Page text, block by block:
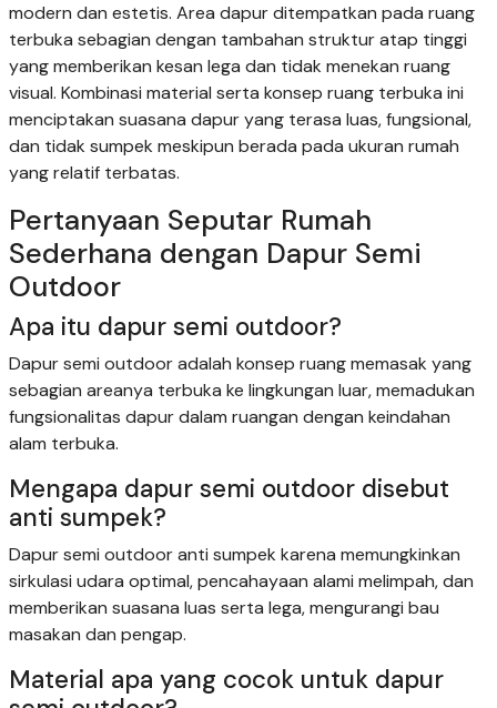
modern dan estetis. Area dapur ditempatkan pada ruang
terbuka sebagian dengan tambahan struktur atap tinggi
yang memberikan kesan lega dan tidak menekan ruang
visual. Kombinasi material serta konsep ruang terbuka ini
menciptakan suasana dapur yang terasa luas, fungsional,
dan tidak sumpek meskipun berada pada ukuran rumah
yang relatif terbatas.
Pertanyaan Seputar Rumah
Sederhana dengan Dapur Semi
Outdoor
Apa itu dapur semi outdoor?
Dapur semi outdoor adalah konsep ruang memasak yang
sebagian areanya terbuka ke lingkungan luar, memadukan
fungsionalitas dapur dalam ruangan dengan keindahan
alam terbuka.
Mengapa dapur semi outdoor disebut
anti sumpek?
Dapur semi outdoor anti sumpek karena memungkinkan
sirkulasi udara optimal, pencahayaan alami melimpah, dan
memberikan suasana luas serta lega, mengurangi bau
masakan dan pengap.
Material apa yang cocok untuk dapur